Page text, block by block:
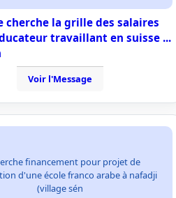
cherche la grille des salaires
travaillant en suisse ...
Voir l'Message
financement pour projet de
d'une école franco arabe à nafadji
(village sén